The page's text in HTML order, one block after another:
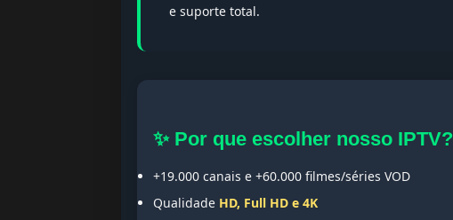
e suporte total.
✨ Por que escolher nosso IPTV?
+19.000 canais e +60.000 filmes/séries VOD
Qualidade HD, Full HD e 4K